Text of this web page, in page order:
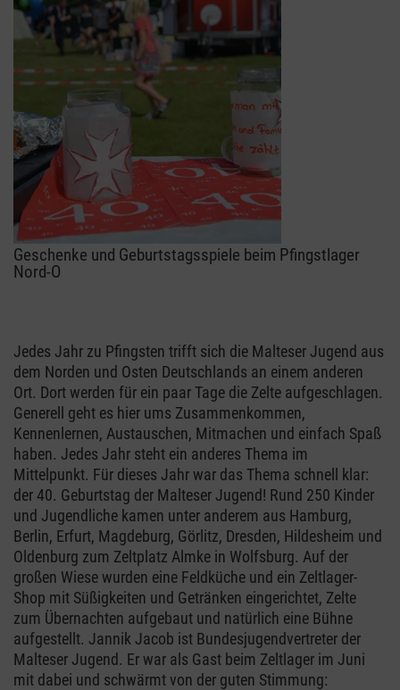
Geschenke und Geburtstagsspiele beim Pfingstlager
Nord-O
Jedes Jahr zu Pfingsten trifft sich die Malteser Jugend aus
dem Norden und Osten Deutschlands an einem anderen
Ort. Dort werden für ein paar Tage die Zelte aufgeschlagen.
Generell geht es hier ums Zusammenkommen,
Kennenlernen, Austauschen, Mitmachen und einfach Spaß
haben. Jedes Jahr steht ein anderes Thema im
Mittelpunkt. Für dieses Jahr war das Thema schnell klar:
der 40. Geburtstag der Malteser Jugend! Rund 250 Kinder
und Jugendliche kamen unter anderem aus Hamburg,
Berlin, Erfurt, Magdeburg, Görlitz, Dresden, Hildesheim und
Oldenburg zum Zeltplatz Almke in Wolfsburg. Auf der
großen Wiese wurden eine Feldküche und ein Zeltlager-
Shop mit Süßigkeiten und Getränken eingerichtet, Zelte
zum Übernachten aufgebaut und natürlich eine Bühne
aufgestellt. Jannik Jacob ist Bundesjugendvertreter der
Malteser Jugend. Er war als Gast beim Zeltlager im Juni
mit dabei und schwärmt von der guten Stimmung: